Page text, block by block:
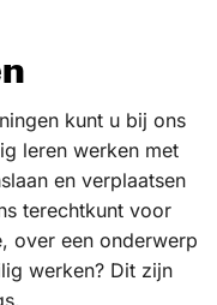
kunt u bij ons
leren werken met
en verplaatsen
terechtkunt voor
over een onderwerp
werken? Dit zijn